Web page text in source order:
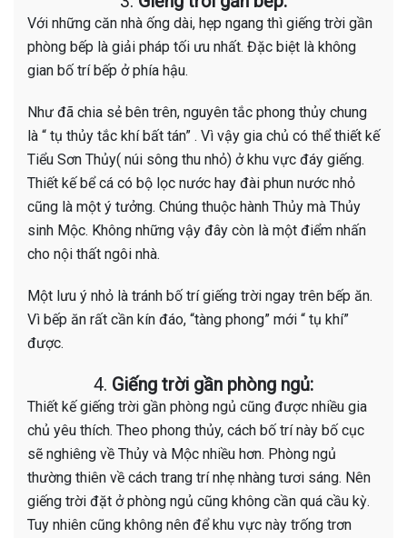
Với những căn nhà ống dài, hẹp ngang thì giếng trời gần
phòng bếp là giải pháp tối ưu nhất. Đặc biệt là không
gian bố trí bếp ở phía hậu.
Như đã chia sẻ bên trên, nguyên tắc phong thủy chung
là “ tụ thủy tắc khí bất tán” . Vì vậy gia chủ có thể thiết kế
Tiểu Sơn Thủy( núi sông thu nhỏ) ở khu vực đáy giếng.
Thiết kế bể cá có bộ lọc nước hay đài phun nước nhỏ
cũng là một ý tưởng. Chúng thuộc hành Thủy mà Thủy
sinh Mộc. Không những vậy đây còn là một điểm nhấn
cho nội thất ngôi nhà.
Một lưu ý nhỏ là tránh bố trí giếng trời ngay trên bếp ăn.
Vì bếp ăn rất cần kín đáo, “tàng phong” mới “ tụ khí”
được.
4. Giếng trời gần phòng ngủ:
Thiết kế giếng trời gần phòng ngủ cũng được nhiều gia
chủ yêu thích. Theo phong thủy, cách bố trí này bố cục
sẽ nghiêng về Thủy và Mộc nhiều hơn. Phòng ngủ
thường thiên về cách trang trí nhẹ nhàng tươi sáng. Nên
giếng trời đặt ở phòng ngủ cũng không cần quá cầu kỳ.
Tuy nhiên cũng không nên để khu vực này trống trơn